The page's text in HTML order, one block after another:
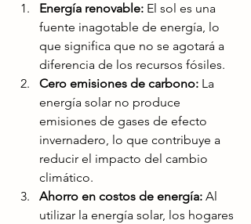
Energía renovable: El sol es una
fuente inagotable de energía, lo
que significa que no se agotará a
diferencia de los recursos fósiles.
Cero emisiones de carbono: La
energía solar no produce
emisiones de gases de efecto
invernadero, lo que contribuye a
reducir el impacto del cambio
climático.
Ahorro en costos de energía: Al
utilizar la energía solar, los hogares